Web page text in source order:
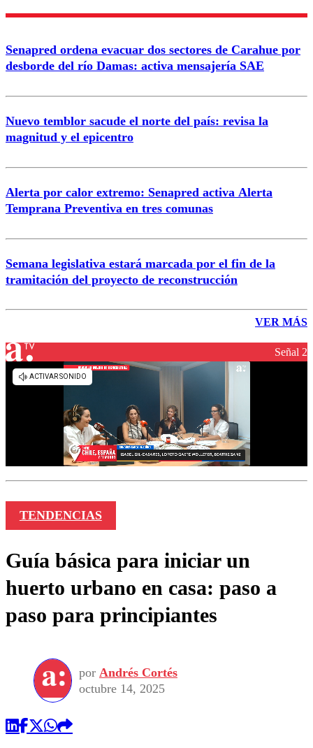
Enviar comentario
Senapred ordena evacuar dos sectores de Carahue por
desborde del río Damas: activa mensajería SAE
Nuevo temblor sacude el norte del país: revisa la
magnitud y el epicentro
Alerta por calor extremo: Senapred activa Alerta
Temprana Preventiva en tres comunas
Semana legislativa estará marcada por el fin de la
tramitación del proyecto de reconstrucción
VER MÁS
Señal 2
TENDENCIAS
Guía básica para iniciar un
huerto urbano en casa: paso a
paso para principiantes
por Andrés Cortés
octubre 14, 2025